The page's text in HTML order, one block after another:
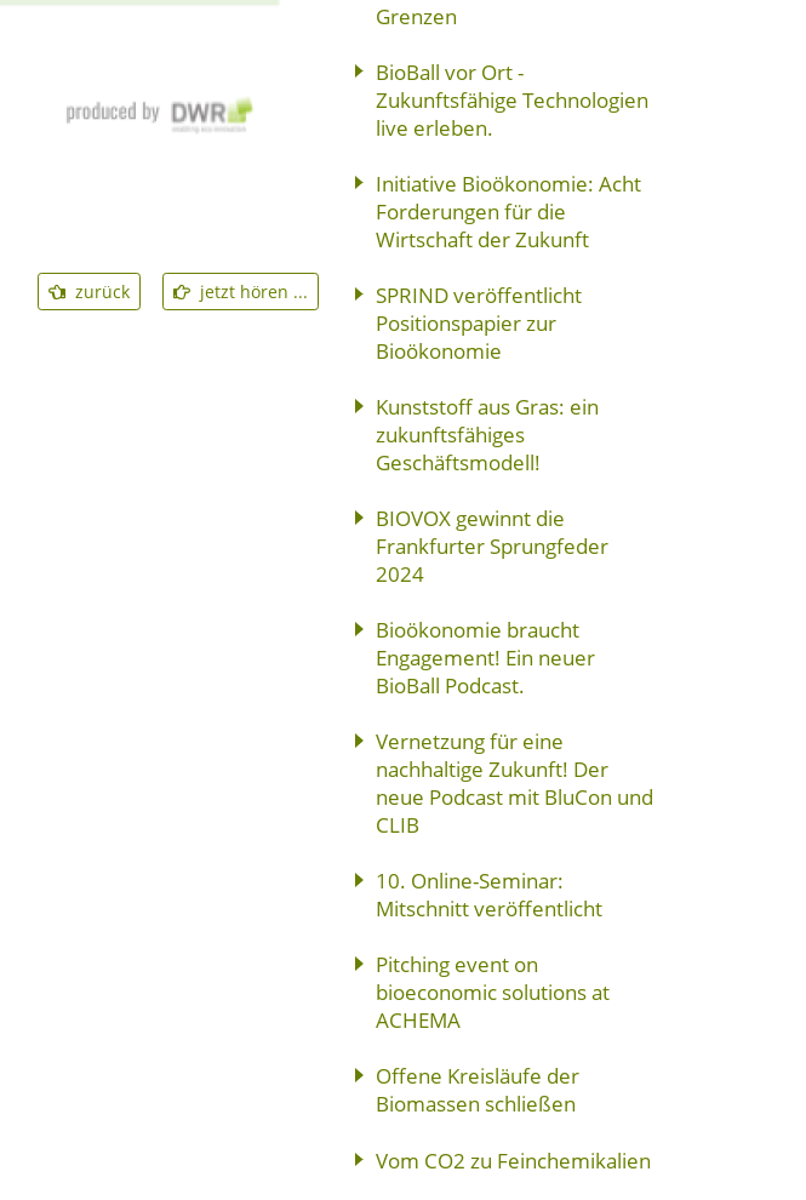
zurück jetzt hören ...
Grenzen
BioBall vor Ort -
Zukunftsfähige Technologien
live erleben.
Initiative Bioökonomie: Acht
Forderungen für die
Wirtschaft der Zukunft
SPRIND veröffentlicht
Positionspapier zur
Bioökonomie
Kunststoff aus Gras: ein
zukunftsfähiges
Geschäftsmodell!
BIOVOX gewinnt die
Frankfurter Sprungfeder
2024
Bioökonomie braucht
Engagement! Ein neuer
BioBall Podcast.
Vernetzung für eine
nachhaltige Zukunft! Der
neue Podcast mit BluCon und
CLIB
10. Online-Seminar:
Mitschnitt veröffentlicht
Pitching event on
bioeconomic solutions at
ACHEMA
Offene Kreisläufe der
Biomassen schließen
Vom CO2 zu Feinchemikalien